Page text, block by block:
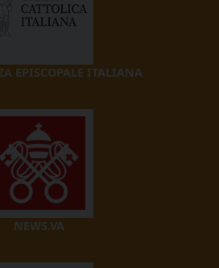
EPISCOPALE ITALIANA
NEWS.VA